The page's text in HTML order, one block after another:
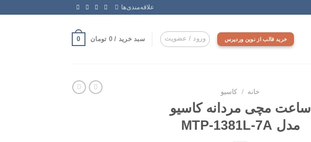
علاقه‌مندی‌ها
خرید قالب از نوین وردپرس ورود / عضویت سبد خرید /0 تومان 0
خانه / کاسیو
ساعت مچی مردانه کاسیو
مدل MTP-1381L-7A